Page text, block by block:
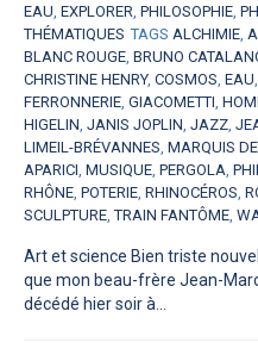
EAU, EXPLORER, PHILOSOPHIE,
THÉMATIQUES TAGS ALCHIMIE,
BLANC ROUGE, BRUNO
CHRISTINE HENRY, COSMOS, EAU,
FERRONNERIE, GIACOMETTI,
HIGELIN, JANIS JOPLIN, JAZZ,
LIMEIL-BRÉVANNES, MARQUIS
APARICI, MUSIQUE, PERGOLA,
RHÔNE, POTERIE, RHINOCÉROS,
SCULPTURE,TRAIN FANTÔME,
Art et science Bien triste
que mon beau-frère Jean-
décédé hier soir à...